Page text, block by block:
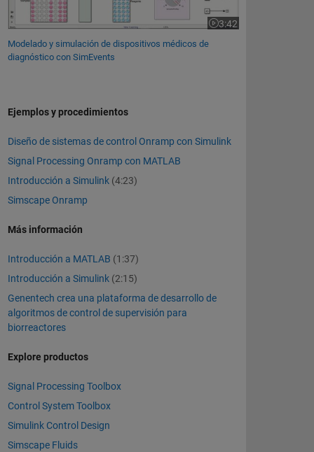
3:42
Duración del vídeo 3:42
Modelado y simulación de dispositivos médicos de
diagnóstico con SimEvents
Ejemplos y procedimientos
Diseño de sistemas de control Onramp con Simulink
Signal Processing Onramp con MATLAB
Introducción a Simulink (4:23)
Simscape Onramp
Más información
Introducción a MATLAB (1:37)
Introducción a Simulink (2:15)
Genentech crea una plataforma de desarrollo de
algoritmos de control de supervisión para
biorreactores
Explore productos
Signal Processing Toolbox
Control System Toolbox
Simulink Control Design
Simscape Fluids